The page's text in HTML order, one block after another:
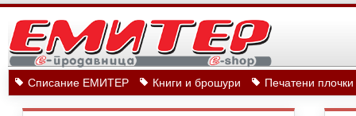
Списание ЕМИТЕР Книги и брошури Печатени